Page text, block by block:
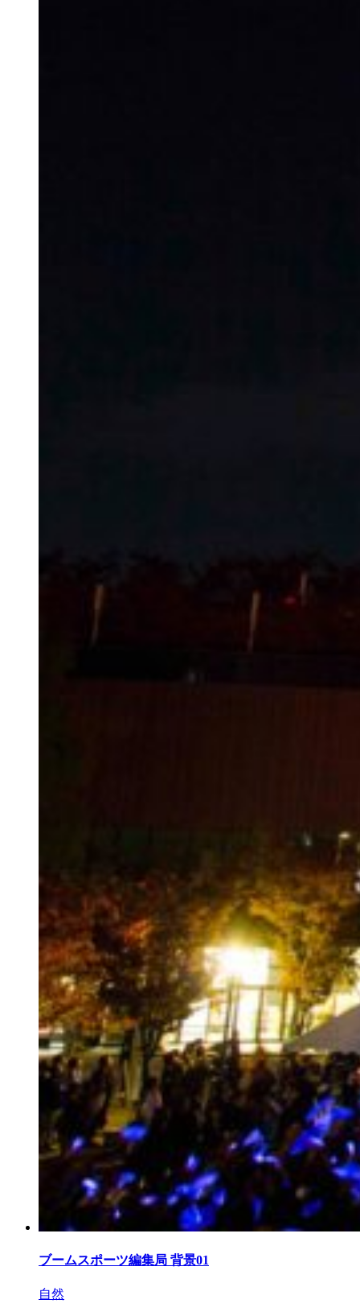
ブームスポーツ編集局 背景01
自然